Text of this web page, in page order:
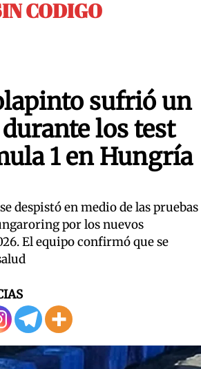
CODIGO
sufrió un
los test
1 en Hungría
despistó en medio de las pruebas
por los nuevos
El equipo confirmó que se